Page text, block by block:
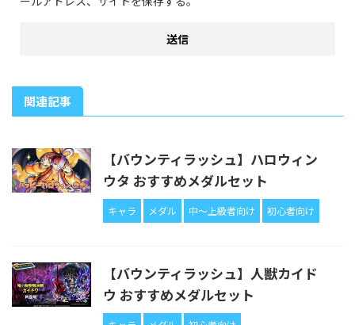
関連記事
【バウンティラッシュ】ハロウィン
ウタ おすすめメダルセット
キャラ メダル 中〜上級者向け 初心者向け
【バウンティラッシュ】人獣カイド
ウ おすすめメダルセット